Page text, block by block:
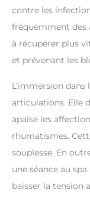
contre les
fréquemment des
à récupérer plus
et prévenant les
L’immersion dans
articulations. Elle
apaise les
rhumatismes.
souplesse. En
une séance au
baisser la tension